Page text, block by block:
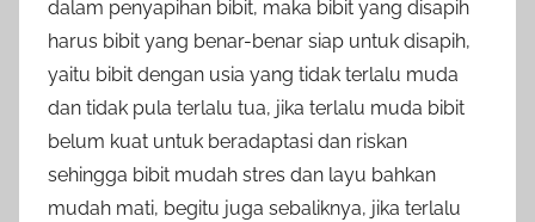
dalam penyapihan bibit, maka bibit yang disapih
harus bibit yang benar-benar siap untuk disapih,
yaitu bibit dengan usia yang tidak terlalu muda
dan tidak pula terlalu tua, jika terlalu muda bibit
belum kuat untuk beradaptasi dan riskan
sehingga bibit mudah stres dan layu bahkan
mudah mati, begitu juga sebaliknya, jika terlalu